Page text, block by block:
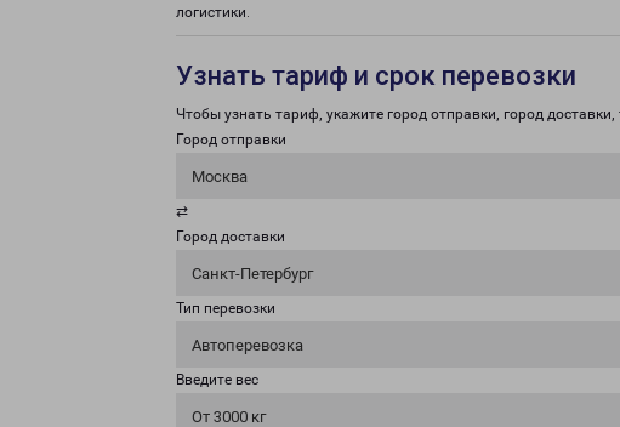
логистики.
Узнать тариф и срок перевозки
Чтобы узнать тариф, укажите город отправки, город доставки,
Город отправки
Москва
⇄
Город доставки
Санкт-Петербург
Тип перевозки
Автоперевозка
Введите вес
От 3000 кг